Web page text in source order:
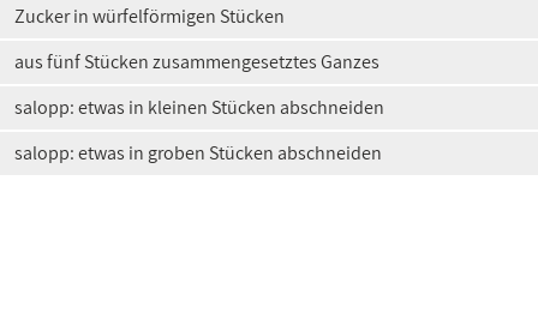
Zucker in würfelförmigen Stücken
aus fünf Stücken zusammengesetztes Ganzes
salopp: etwas in kleinen Stücken abschneiden
salopp: etwas in groben Stücken abschneiden